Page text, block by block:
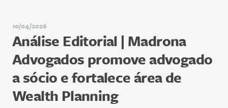
10/04/2026
Análise Editorial | Madrona
Advogados promove advogado
a sócio e fortalece área de
Wealth Planning